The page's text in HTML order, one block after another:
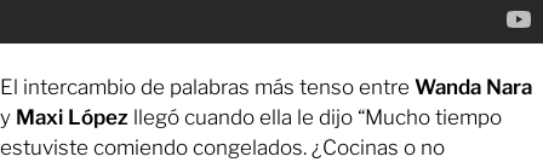
El intercambio de palabras más tenso entre Wanda Nara
y Maxi López llegó cuando ella le dijo “Mucho tiempo
estuviste comiendo congelados. ¿Cocinas o no